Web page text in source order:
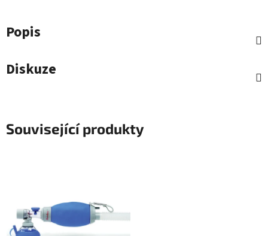
Popis
Diskuze
Související produkty